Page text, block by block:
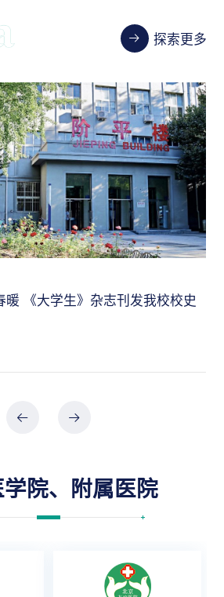
探索更多
上，为“健康中国”建设持续输出首
院、附属医院